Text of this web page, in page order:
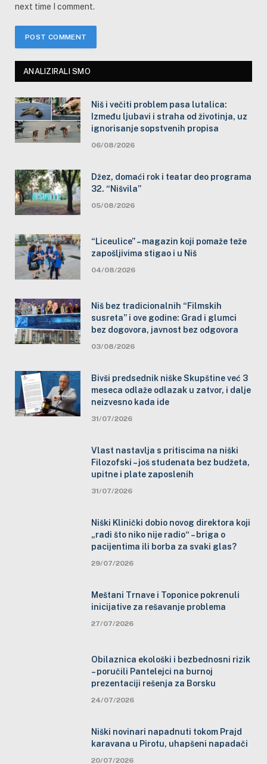
next time I comment.
ANALIZIRALI SMO
Niš i večiti problem pasa lutalica:
Između ljubavi i straha od životinja, uz
ignorisanje sopstvenih propisa
06/08/2026
Džez, domaći rok i teatar deo programa
32. “Nišvila”
05/08/2026
“Liceulice” – magazin koji pomaže teže
zapošljivima stigao i u Niš
04/08/2026
Niš bez tradicionalnih “Filmskih
susreta” i ove godine: Grad i glumci
bez dogovora, javnost bez odgovora
03/08/2026
Bivši predsednik niške Skupštine već 3
meseca odlaže odlazak u zatvor, i dalje
neizvesno kada ide
31/07/2026
Vlast nastavlja s pritiscima na niški
Filozofski – još studenata bez budžeta,
upitne i plate zaposlenih
31/07/2026
Niški Klinički dobio novog direktora koji
„radi što niko nije radio“ – briga o
pacijentima ili borba za svaki glas?
29/07/2026
Meštani Trnave i Toponice pokrenuli
inicijative za rešavanje problema
27/07/2026
Obilaznica ekološki i bezbednosni rizik
– poručili Pantelejci na burnoj
prezentaciji rešenja za Borsku
24/07/2026
Niški novinari napadnuti tokom Prajd
karavana u Pirotu, uhapšeni napadači
20/07/2026